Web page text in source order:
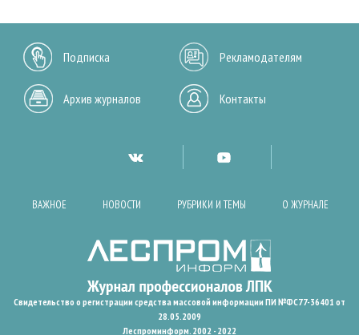
Подписка Рекламодателям
Архив журналов Контакты
ВАЖНОЕ НОВОСТИ РУБРИКИ И ТЕМЫ О ЖУРНАЛЕ
Свидетельство о регистрации средства массовой информации ПИ №ФС77-36401 от
28.05.2009
Леспроминформ. 2002 - 2022